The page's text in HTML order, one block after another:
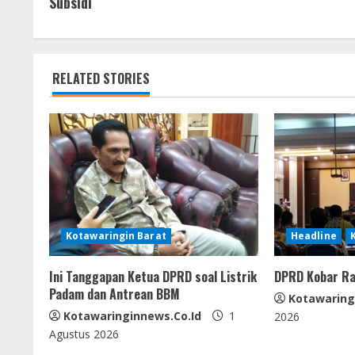
o
o p g
i
n
u
e
R
e
a
d
RELATED STORIES
Kotawaringin Barat
Ini Tanggapan Ketua DPRD soal Listrik
Padam dan Antrean BBM
Kotawaringinnews.co.id
1
Agustus 2026
Headline
DPRD Kobar
2026